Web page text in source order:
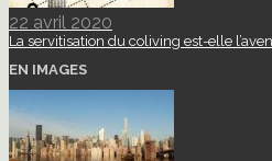
22 avril 2020
La servitisation du coliving est-elle
EN IMAGES